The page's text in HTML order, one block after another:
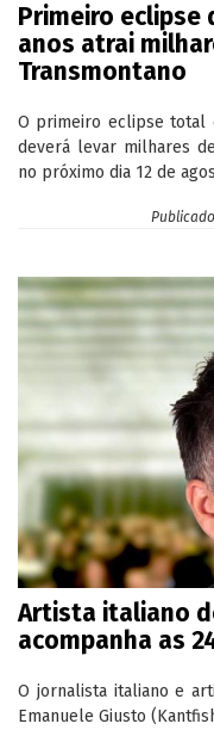
Primeiro eclipse
anos atrai
Transmontano
O primeiro eclipse total
deverá levar milhares
no próximo dia 12 de
Artista italiano
acompanha as
O jornalista italiano e
Emanuele Giusto